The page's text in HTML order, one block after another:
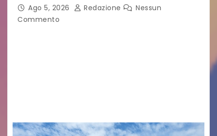
Ago 5, 2026 Redazione
Nessun
Commento